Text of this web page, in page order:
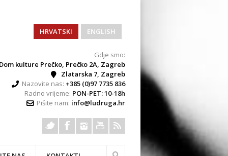
HRVATSKI ENGLISH
Gdje smo:
kulture Prečko, Prečko 2A, Zagreb
Zlatarska 7, Zagreb
Nazovite nas: +385 (0)97 7735 836
Radno vrijeme: PON-PET: 10-18h
Pišite nam: info@ludruga.hr